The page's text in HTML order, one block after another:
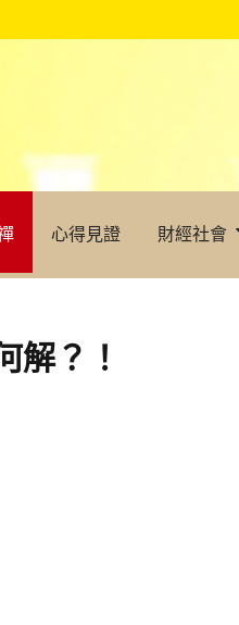
心得見證 財經社會
解？！